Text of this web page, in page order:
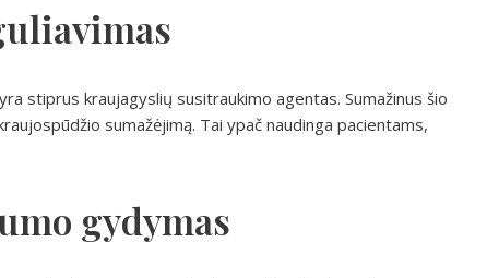
stiprus kraujagyslių susitraukimo agentas. Sumažinus šio
sumažėjimą. Tai ypač naudinga pacientams,
gydymas